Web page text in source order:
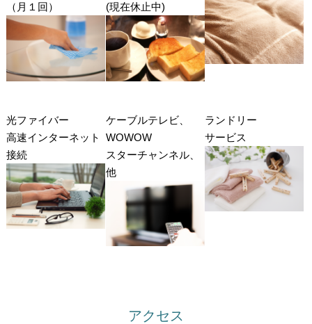
（月１回）
(現在休止中)
光ファイバー
高速インターネット
接続
ケーブルテレビ、
WOWOW
スターチャンネル、
他
ランドリー
サービス
アクセス